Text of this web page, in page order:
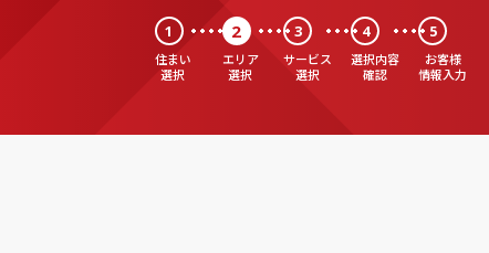
1
住まい
選択
2
エリア
選択
3
サービス
選択
4
選択内容
確認
5
お客様
情報入力